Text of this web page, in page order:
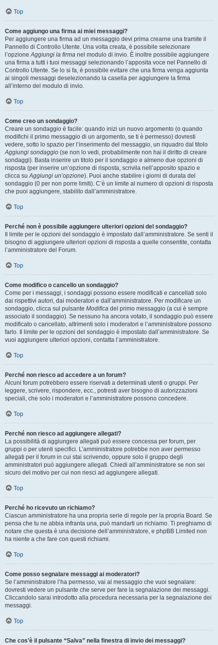
Top
Come aggiungo una firma ai miei messaggi?
Per aggiungere una firma ad un messaggio devi prima crearne una tramite il
Pannello di Controllo Utente. Una volta creata, è possibile selezionare
l’opzioneAggiungi la firma nel modulo di invio. È inoltre possibile aggiungere
una firma a tutti i tuoi messaggi selezionando l’apposita voce nel Pannello di
Controllo Utente. Se lo si fa, è possibile evitare che una firma venga aggiunta
ai singoli messaggi deselezionando la casella per aggiungere la firma
all’interno del modulo di invio.
Top
Come creo un sondaggio?
Creare un sondaggio è facile: quando inizi un nuovo argomento (o quando
modifichi il primo messaggio di un argomento, se ti è permesso) dovresti
vedere, sotto lo spazio per l’inserimento del messaggio, un riquadro dal titolo
Aggiungi sondaggio (se non lo vedi, probabilmente non hai il diritto di creare
sondaggi). Basta inserire un titolo per il sondaggio e almeno due opzioni di
risposta (per inserire un’opzione di risposta, scrivila nell’apposito spazio e
clicca suAggiungi un’opzione). Puoi anche stabilire i giorni di durata del
sondaggio (0 per non porre limiti). C’è un limite al numero di opzioni di risposta
che puoi aggiungere, stabilito dall’amministratore.
Top
Perché non è possibile aggiungere ulteriori opzioni del sondaggio?
Il limite per le opzioni del sondaggio è impostato dall’amministratore. Se senti il
bisogno di aggiungere ulteriori opzioni di risposta a quelle consentite, contatta
l’amministratore del Forum.
Top
Come modifico o cancello un sondaggio?
Come per i messaggi, i sondaggi possono essere modificati e cancellati solo
dai rispettivi autori, dai moderatori e dall’amministratore. Per modificare un
sondaggio, clicca sul pulsante Modifica del primo messaggio (a cui è sempre
associato il sondaggio). Se nessuno ha ancora votato, il sondaggio può essere
modificato o cancellato, altrimenti solo i moderatori e l’amministratore possono
farlo. Il limite per le opzioni del sondaggio è impostato dall’amministratore. Se
vuoi aggiungere ulteriori opzioni, contatta l’amministratore.
Top
Perché non riesco ad accedere a un forum?
Alcuni forum potrebbero essere riservati a determinati utenti o gruppi. Per
leggere, scrivere, rispondere, ecc., potresti aver bisogno di autorizzazioni
speciali, che solo i moderatori e l’amministratore possono concedere.
Top
Perché non riesco ad aggiungere allegati?
La possibilità di aggiungere allegati può essere concessa per forum, per
gruppi o per utenti specifici. L’amministratore potrebbe non aver permesso
allegati per il forum in cui stai scrivendo, oppure solo il gruppo degli
amministratori può aggiungere allegati. Chiedi all’amministratore se non sei
sicuro del motivo per cui non riesci ad aggiungere allegati.
Top
Perché ho ricevuto un richiamo?
Ciascun amministratore ha una propria serie di regole per la propria Board. Se
pensa che tu ne abbia infranta una, può mandarti un richiamo. Ti preghiamo di
notare che questa è una decisione dell’amministratore, e phpBB Limited non
ha niente a che fare con questi richiami.
Top
Come posso segnalare messaggi ai moderatori?
Se l’amministratore l’ha permesso, vai al messaggio che vuoi segnalare:
dovresti vedere un pulsante che serve per fare la segnalazione dei messaggi.
Cliccandolo sarai introdotto alla procedura necessaria per la segnalazione dei
messaggi.
Top
Che cos’è il pulsante “Salva” nella finestra di invio dei messaggi?